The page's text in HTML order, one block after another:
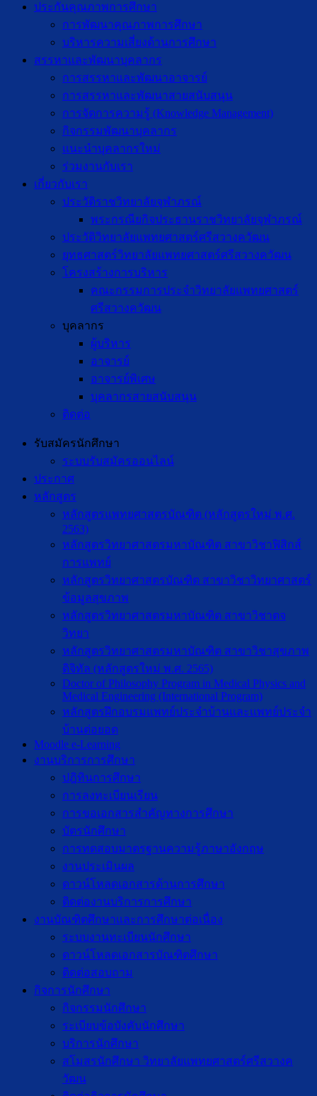
ประกันคุณภาพการศึกษา
การพัฒนาคุณภาพการศึกษา
บริหารความเสี่ยงด้านการศึกษา
สรรหาและพัฒนาบุคลากร
การสรรหาและพัฒนาอาจารย์
การสรรหาและพัฒนาสายสนับสนุน
การจัดการความรู้ (Knowledge Management)
กิจกรรมพัฒนาบุคลากร
แนะนำบุคลากรใหม่
ร่วมงานกับเรา
เกี่ยวกับเรา
ประวัติราชวิทยาลัยจุฬาภรณ์
พระกรณียกิจประธานราชวิทยาลัยจุฬาภรณ์
ประวัติวิทยาลัยแพทยศาสตร์ศรีสวางควัฒน
ยุทธศาสตร์วิทยาลัยแพทยศาสตร์ศรีสวางควัฒน
โครงสร้างการบริหาร
คณะกรรมการประจำวิทยาลัยแพทยศาสตร์
ศรีสวางควัฒน
บุคลากร
ผู้บริหาร
อาจารย์
อาจารย์พิเศษ
บุคลากรสายสนับสนุน
ติดต่อ
รับสมัครนักศึกษา
ระบบรับสมัครออนไลน์
ประกาศ
หลักสูตร
หลักสูตรแพทยศาสตรบัณฑิต (หลักสูตรใหม่ พ.ศ.
2563)
หลักสูตรวิทยาศาสตรมหาบัณฑิต สาขาวิชาฟิสิกส์
การแพทย์
หลักสูตรวิทยาศาสตรบัณฑิต สาขาวิชาวิทยาศาสตร์
ข้อมูลสุขภาพ
หลักสูตรวิทยาศาสตรมหาบัณฑิต สาขาวิชาตจ
วิทยา
หลักสูตรวิทยาศาสตรมหาบัณฑิต สาขาวิชาสุขภาพ
ดิจิทัล (หลักสูตรใหม่ พ.ศ. 2565)
Doctor of Philosophy Program in Medical Physics and
Medical Engineering (International Program)
หลักสูตรฝึกอบรมแพทย์ประจำบ้านและแพทย์ประจำ
บ้านต่อยอด
Moodle e-Learning
งานบริการการศึกษา
ปฎิทินการศึกษา
การลงทะเบียนเรียน
การขอเอกสารสำคัญทางการศึกษา
บัตรนักศึกษา
การทดสอบมาตรฐานความรู้ภาษาอังกฤษ
งานประเมินผล
ดาวน์โหลดเอกสารด้านการศึกษา
ติดต่องานบริการการศึกษา
งานบัณฑิตศึกษาเเละการศึกษาต่อเนื่อง
ระบบงานทะเบียนนักศึกษา
ดาวน์โหลดเอกสารบัณฑิตศึกษา
ติดต่อสอบถาม
กิจการนักศึกษา
กิจกรรมนักศึกษา
ระเบียบข้อบังคับนักศึกษา
บริการนักศึกษา
สโมสรนักศึกษา วิทยาลัยแพทยศาสตร์ศรีสวางค
วัฒน